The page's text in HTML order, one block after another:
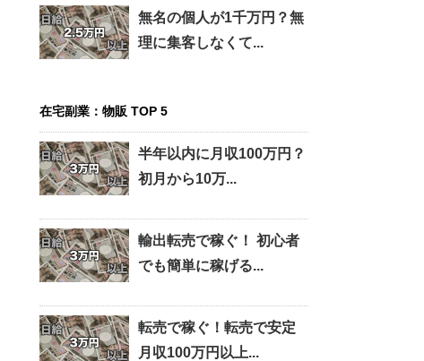
無名の個人が1千万円？無
理に集客しなくて...
在宅副業：物販 TOP 5
半年以内に月収100万円？
初月から10万...
輸出転売で稼ぐ！ 初心者
でも簡単に稼げる...
転売で稼ぐ！転売で安定
月収100万円以上...